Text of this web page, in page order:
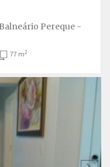
Pereque -
77 m2